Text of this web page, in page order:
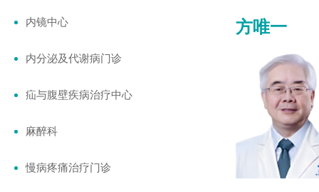
内镜中心
内分泌及代谢病门诊
疝与腹壁疾病治疗中心
麻醉科
慢病疼痛治疗门诊
方唯一